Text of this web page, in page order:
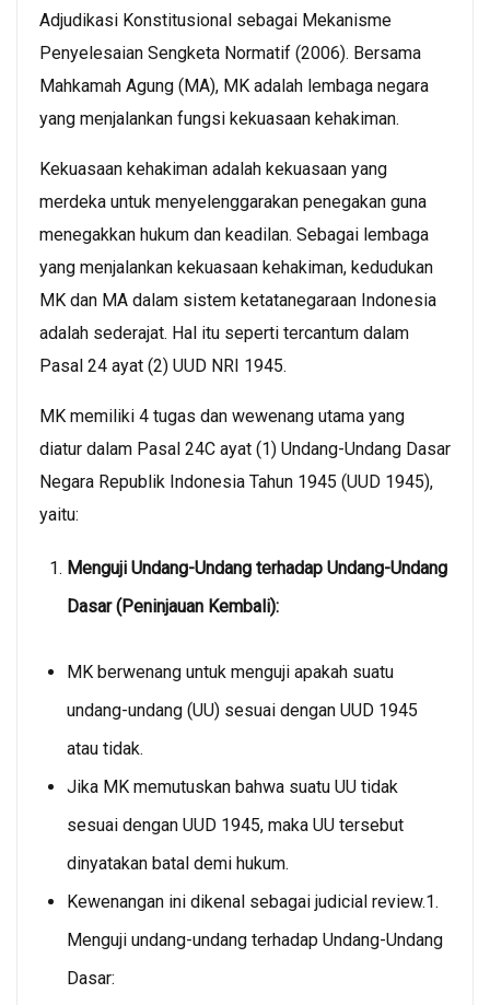
Adjudikasi Konstitusional sebagai Mekanisme
Penyelesaian Sengketa Normatif (2006). Bersama
Mahkamah Agung (MA), MK adalah lembaga negara
yang menjalankan fungsi kekuasaan kehakiman.
Kekuasaan kehakiman adalah kekuasaan yang
merdeka untuk menyelenggarakan penegakan guna
menegakkan hukum dan keadilan. Sebagai lembaga
yang menjalankan kekuasaan kehakiman, kedudukan
MK dan MA dalam sistem ketatanegaraan Indonesia
adalah sederajat. Hal itu seperti tercantum dalam
Pasal 24 ayat (2) UUD NRI 1945.
MK memiliki 4 tugas dan wewenang utama yang
diatur dalam Pasal 24C ayat (1) Undang-Undang Dasar
Negara Republik Indonesia Tahun 1945 (UUD 1945),
yaitu:
Menguji Undang-Undang terhadap Undang-Undang
Dasar (Peninjauan Kembali):
MK berwenang untuk menguji apakah suatu
undang-undang (UU) sesuai dengan UUD 1945
atau tidak.
Jika MK memutuskan bahwa suatu UU tidak
sesuai dengan UUD 1945, maka UU tersebut
dinyatakan batal demi hukum.
Kewenangan ini dikenal sebagai judicial review.1.
Menguji undang-undang terhadap Undang-Undang
Dasar: